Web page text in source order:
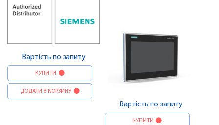
Вартість по запиту
КУПИТИ
ДОДАТИ В КОРЗИНУ
Вартість по запиту
КУПИТИ